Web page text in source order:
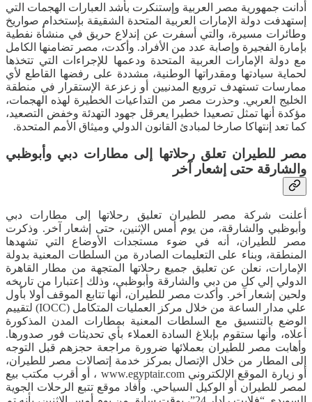
أدانت جمهورية مصر العربية وإستنكرت بأشد العبارات الهجمات التي
إستهدفت دولة الإمارات العربية المتحدة الشقيقة بإستخدام صواريخ
وطائرات مسيرة، والتي أسفرت عن إندلاع حريق في منشأة نفطية
بإمارة الفجيرة وإصابة عدد من الأفراد. وأكدت، مصر تضامنها الكامل
مع دولة الإمارات العربية المتحدة ودعمها للإجراءات التي تتخذها
لحماية سيادتها ومقدراتها الوطنية، مشددة على رفضها القاطع لأي
ممارسات تستهدف ترويع المدنيين أو زعزعة الإستقرار في منطقة
الخليج العربي. وحذرت مصر من التداعيات الخطيرة لهذه الهجمات،
مؤكدة أنها تمثل تصعيدا خطيرا يعرقل جهود التهدئة وخفض التصعيد،
كما تعد إنتهاكا صارخا لمبادئ القانون الدولي وميثاق الأمم المتحدة.
مصر للطيران تعلق رحلاتها إلى مطارات دبي وأبوظبي
والشارقة حتى إشعار آخر
أعلنت شركة مصر للطيران تعليق رحلاتها إلى مطارات دبي
وأبوظبي والشارقة، من يوم أمس الإثنين، حتى إشعار آخر. وذكرت
مصر للطيران، أنه في ضوء مستجدات الأوضاع التي تشهدها
المنطقة، وبناء على التعليمات الصادرة من السلطات المعنية بدولة
الإمارات، نعلن عن تعليق جميع رحلاتها المتجهة من مطار القاهرة
الدولي إلي كل من دبي والشارقة وأبوظبي، وذلك إعتبارا من تاريخه
ولحين إشعار آخر. وأكدت مصر للطيران، أنها تتابع الموقف أولا بأول
علي مدار الساعة من خلال مركز العمليات المتكامل (IOCC) لتقييم
الوضع بالتنسيق مع السلطات المعنية بمطارات المدن المذكورة
أعلاه، وأنها ستقوم بإبلاغ السادة العملاء بأي تحديثات فور صدورها.
وأهابت مصر للطيران بعملائها ضرورة مراجعة حجزهم قبل التوجه
إلى المطار من خلال الإتصال بمركز خدمة إتصالات مصر للطيران،
أو زيارة الموقع الإلكتروني www.egyptair.com ، أو أقرب مكتب بيع
لمصر للطيران أو الوكيل السياحي. وأفاد موقع تتبع الرحلات الجوية